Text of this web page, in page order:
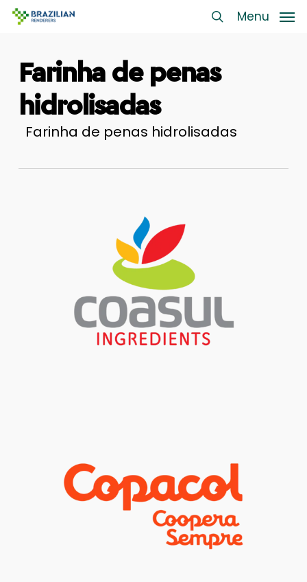
Skip
content
Menu
Farinha de penas
hidrolisadas
Farinha de penas hidrolisadas
Menu